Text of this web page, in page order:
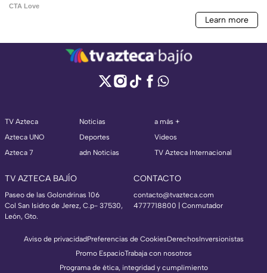
TV Azteca
Azteca UNO
Azteca 7
Noticias
Deportes
adn Noticias
a más +
Videos
TV Azteca Internacional
TV AZTECA BAJÍO
Paseo de las Golondrinas 106
Col San Isidro de Jerez, C.p- 37530,
León, Gto.
CONTACTO
contacto@tvazteca.com
4777718800 | Conmutador
Aviso de privacidadPreferencias de CookiesDerechosInversionistas
Promo EspacioTrabaja con nosotros
Programa de ética, integridad y cumplimiento